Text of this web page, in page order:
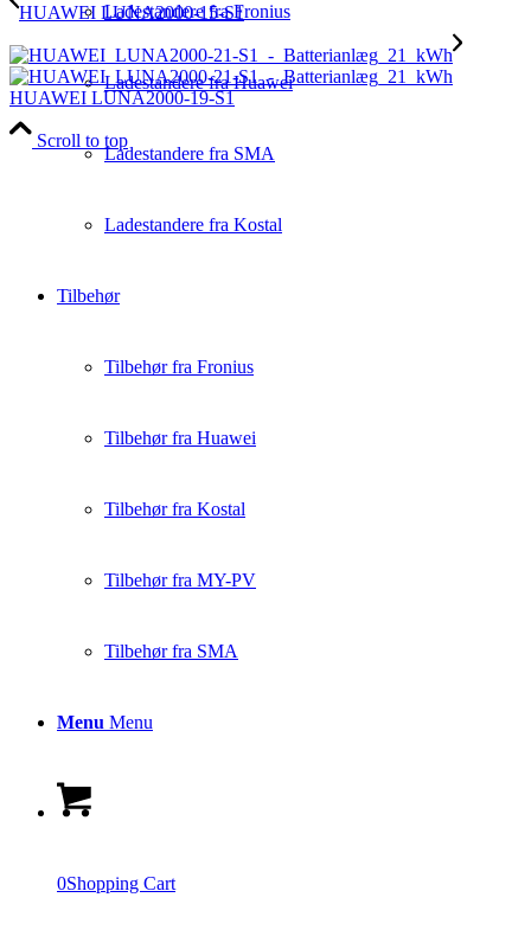
Ladestandere fra Fronius
Ladestandere fra Huawei
Ladestandere fra SMA
Ladestandere fra Kostal
Tilbehør
Tilbehør fra Fronius
Tilbehør fra Huawei
Tilbehør fra Kostal
Tilbehør fra MY-PV
Tilbehør fra SMA
Menu Menu
0Shopping Cart
HUAWEI LUNA2000-15-S1
HUAWEI LUNA2000-19-S1
Scroll to top